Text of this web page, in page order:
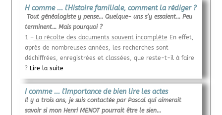
H comme ... l'Histoire familiale, comment la rédiger ?
Tout généalogiste y pense… Quelque- uns s’y essaient… Peu
terminent… Mais pourquoi ?
1 –La récolte des documents souvent incomplète En effet,
après de nombreuses années, les recherches sont
déchiffrées, enregistrées et classées, que reste-t-il à faire
? Lire la suite
I comme ... l'Importance de bien lire les actes
Il y a trois ans, je suis contactée par Pascal qui aimerait
savoir si mon Henri MENOT pourrait être le sien…